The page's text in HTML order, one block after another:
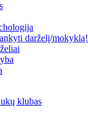
darželį/mokyklą!
klubas